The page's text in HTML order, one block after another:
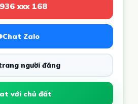
xxx 168
Chat Zalo
người đăng
với chủ đất